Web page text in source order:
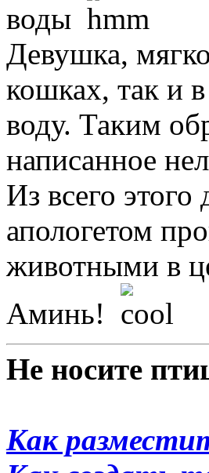
воды
Девушка,
кошках, так и
воду. Таким
написанное
Из всего
апологетом
животными в
Аминь!
Не носите
Как